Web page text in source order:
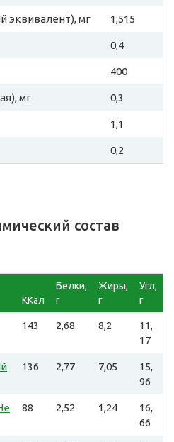
эквивалент), мг 1,515
0,4
400
мг 0,3
1,1
0,2
состав
ККал
Белки,
г
Жиры,
г
Угл,
г
143 2,68 8,2
11,
17
136 2,77 7,05
15,
96
88 2,52 1,24
16,
66